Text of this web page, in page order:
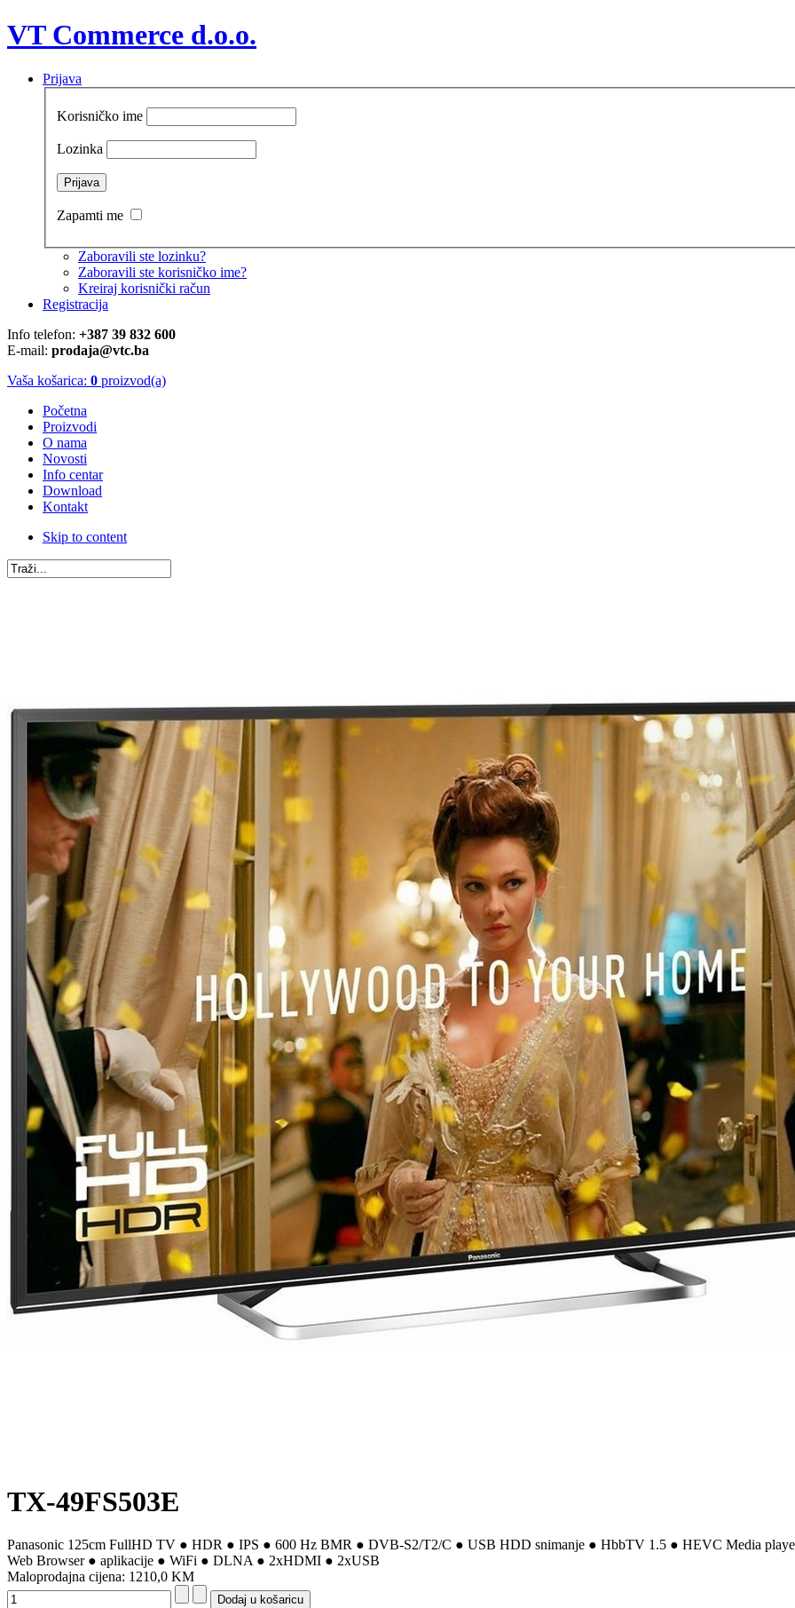
VT Commerce d.o.o.
Prijava
Korisničko ime
Lozinka
Zapamti me
Zaboravili ste lozinku?
Zaboravili ste korisničko ime?
Kreiraj korisnički račun
Registracija
Info telefon: +387 39 832 600
E-mail: prodaja@vtc.ba
Vaša košarica: 0 proizvod(a)
Početna
Proizvodi
O nama
Novosti
Info centar
Download
Kontakt
Skip to content
TX-49FS503E
Panasonic 125cm FullHD TV ● HDR ● IPS ● 600 Hz BMR ● DVB-S2/T2/C ● USB HDD snimanje ● HbbTV 1.5 ● HEVC Media
Web Browser ● aplikacije ● WiFi ● DLNA ● 2xHDMI ● 2xUSB
Maloprodajna cijena: 1210,0 KM